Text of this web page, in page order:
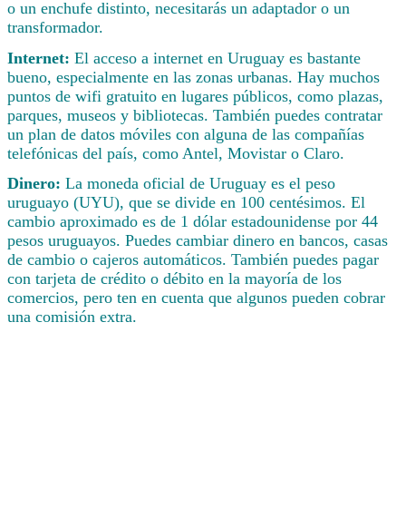
o un enchufe distinto, necesitarás un adaptador o un
transformador.
Internet: El acceso a internet en Uruguay es bastante
bueno, especialmente en las zonas urbanas. Hay muchos
puntos de wifi gratuito en lugares públicos, como plazas,
parques, museos y bibliotecas. También puedes contratar
un plan de datos móviles con alguna de las compañías
telefónicas del país, como Antel, Movistar o Claro.
Dinero: La moneda oficial de Uruguay es el peso
uruguayo (UYU), que se divide en 100 centésimos. El
cambio aproximado es de 1 dólar estadounidense por 44
pesos uruguayos. Puedes cambiar dinero en bancos, casas
de cambio o cajeros automáticos. También puedes pagar
con tarjeta de crédito o débito en la mayoría de los
comercios, pero ten en cuenta que algunos pueden cobrar
una comisión extra.